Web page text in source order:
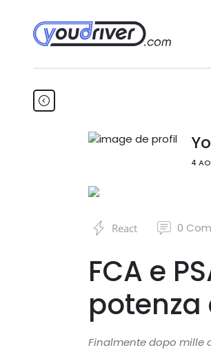
4
React 0
FCA e
Finalmente dopo mille